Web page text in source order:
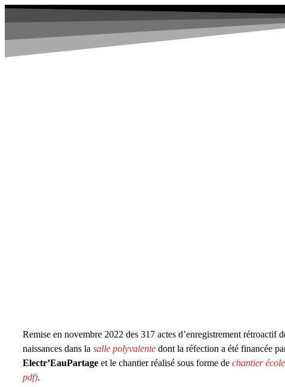
Remise en novembre 2022 des 317 actes d’enregistrement rétroactif
naissances dans la salle polyvalente dont la réfection a été financée
Electr’EauPartage et le chantier réalisé sous forme de chantier école
pdf).